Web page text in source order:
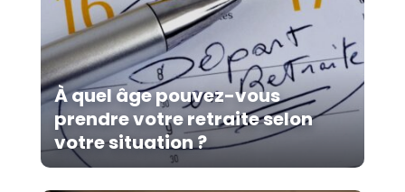
À quel âge pouvez-vous
prendre votre retraite selon
votre situation ?